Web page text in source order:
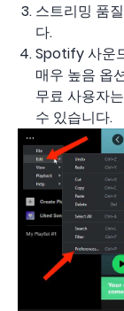
스트리밍 품
다.
Spotify 사운
매우 높음 옵
무료 사용자
수 있습니다.